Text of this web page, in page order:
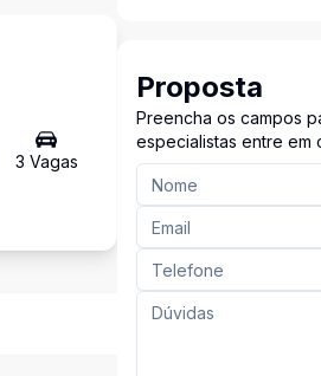
3 Vagas
Proposta
Preencha os campos
especialistas entre em